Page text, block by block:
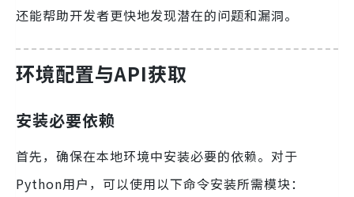
还能帮助开发者更快地发现潜在的问题和漏洞。
环境配置与API获取
安装必要依赖
首先，确保在本地环境中安装必要的依赖。对于
Python用户，可以使用以下命令安装所需模块：